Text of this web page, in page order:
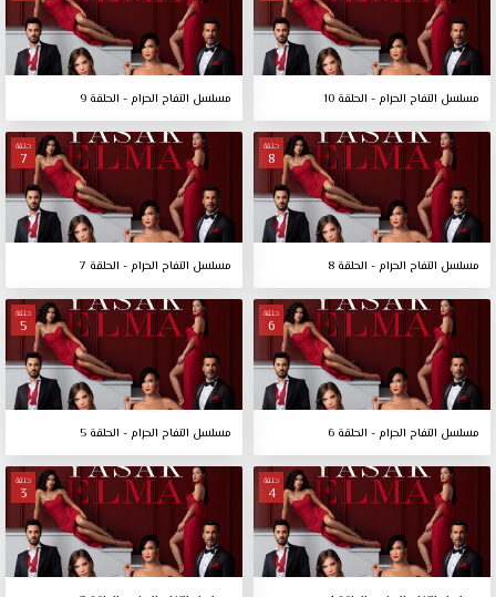
مسلسل التفاح الحرام - الحلقة 10 مسلسل التفاح الحرام - الحلقة 9
حلقة
8
مسلسل التفاح الحرام - الحلقة 8
حلقة
7
مسلسل التفاح الحرام - الحلقة 7
حلقة
6
مسلسل التفاح الحرام - الحلقة 6
حلقة
5
مسلسل التفاح الحرام - الحلقة 5
حلقة
4
حلقة
3